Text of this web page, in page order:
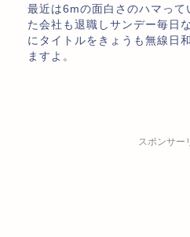
最近は6mの面白さのハマっ
た会社も退職しサンデー毎日
にタイトルをきょうも無線日
ますよ。
スポンサー